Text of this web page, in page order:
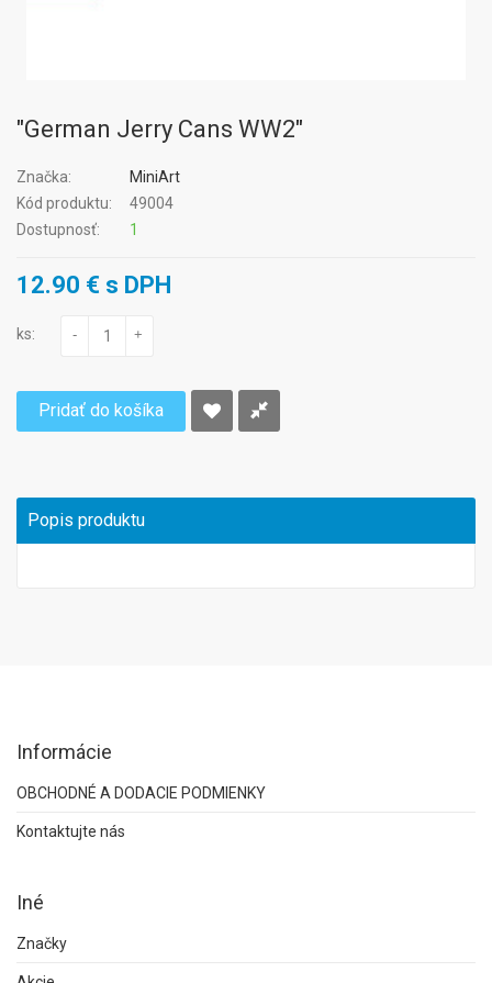
"German Jerry Cans WW2"
Značka:
MiniArt
Kód produktu:
49004
Dostupnosť:
1
12.90 € s DPH
ks: - +
Pridať do košíka
Popis produktu
Informácie
OBCHODNÉ A DODACIE PODMIENKY
Kontaktujte nás
Iné
Značky